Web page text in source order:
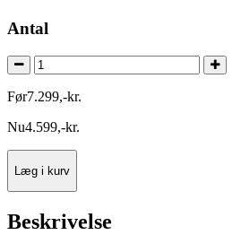
Antal
Før7.299,-kr.
Nu4.599,-kr.
Læg i kurv
Beskrivelse